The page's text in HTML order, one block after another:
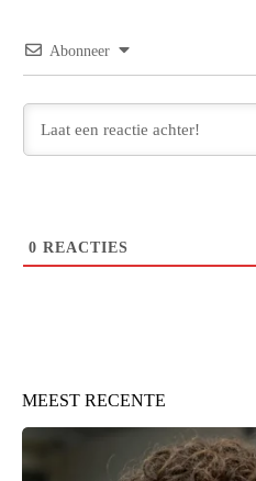
Abonneer
0 REACTIES
MEEST RECENTE